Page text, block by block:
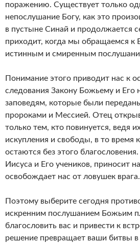
поражению. Существует только
непослушание Богу, как это
в пустыне Синай и продолжается
приходит, когда мы обращаемся к
истинным и смиренным
Понимание этого приводит нас к
следования Закону Божьему и
заповедям, которые были
пророками и Мессией. Отец
только тем, кто повинуется, ведя
искупления и свободы, в то время
остаются без этого
Иисуса и Его учеников, приносит
освобождает нас от ловушек врага.
Поэтому выберите сегодня
искренним послушанием Божьим
благословить вас и привести к
решение превращает ваши битвы в